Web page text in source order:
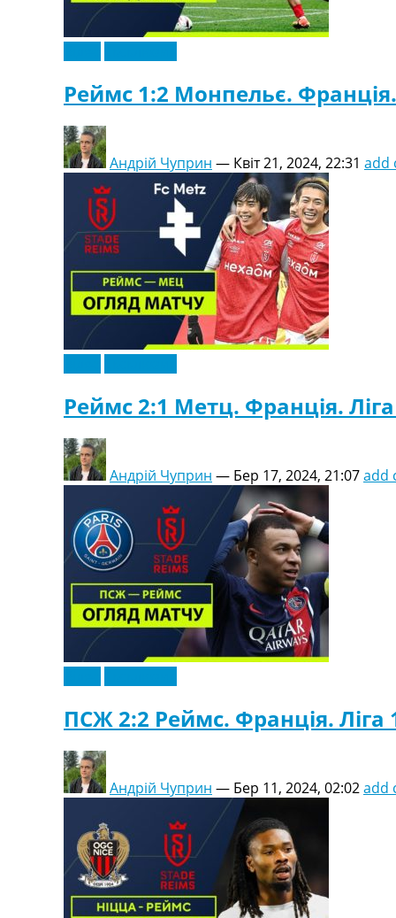
Реймс 1:2 Монпельє. Франція.
Андрій Чуприн — Квіт 21, 2024, 22:31 add
Реймс 2:1 Метц. Франція. Ліга
Андрій Чуприн — Бер 17, 2024, 21:07add
ПСЖ 2:2 Реймс. Франція. Ліга
Андрій Чуприн — Бер 11, 2024, 02:02add